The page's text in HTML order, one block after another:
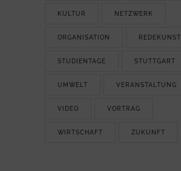
KULTUR NETZWERK
ORGANISATION REDEKUNST
STUDIENTAGE STUTTGART
UMWELT VERANSTALTUNG
VIDEO VORTRAG
WIRTSCHAFT ZUKUNFT